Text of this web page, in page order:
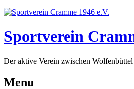
Sportverein
Der aktive Verein zwischen
Menu